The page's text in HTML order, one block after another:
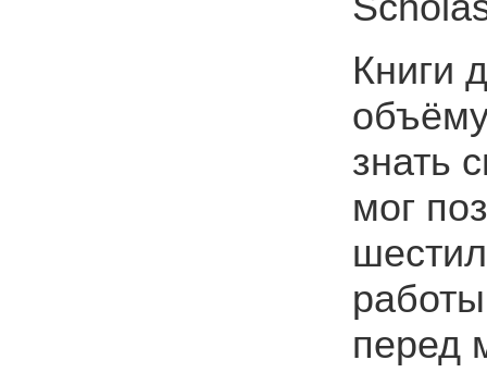
Книги
знать
мог
перед